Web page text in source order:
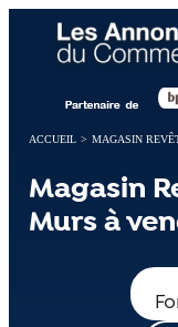
ACCUEIL > MAGASIN
Magasin
Murs à
Panneau de gestion